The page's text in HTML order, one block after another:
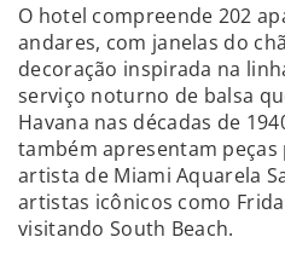
O hotel compreende 202
andares, com janelas do
decoração inspirada na
serviço noturno de balsa
Havana nas décadas de
também apresentam peças
artista de Miami Aquarela
artistas icônicos como
visitando South Beach.